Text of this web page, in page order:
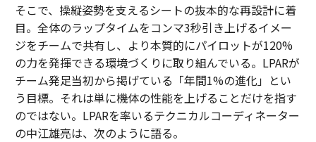
そこで、操縦姿勢を支えるシートの抜本的な再設計に着
目。全体のラップタイムをコンマ3秒引き上げるイメー
ジをチームで共有し、より本質的にパイロットが120%
の力を発揮できる環境づくりに取り組んでいる。LPARが
チーム発足当初から掲げている「年間1%の進化」とい
う目標。それは単に機体の性能を上げることだけを指す
のではない。LPARを率いるテクニカルコーディネーター
の中江雄亮は、次のように語る。